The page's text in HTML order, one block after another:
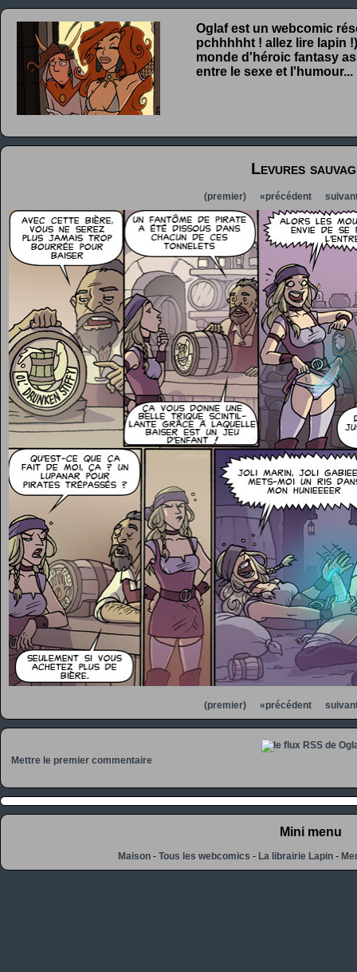
Oglaf est un webcomic
pchhhhht ! allez lire lapin
monde d'héroic fantasy
entre le sexe et l'humour...
Levures
(premier) «précédent
(premier) «précédent
Mettre le premier commentaire
Mini menu
Maison -Tous les webcomics -La librairie Lapin -